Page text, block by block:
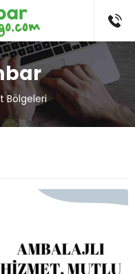
Bölgeleri